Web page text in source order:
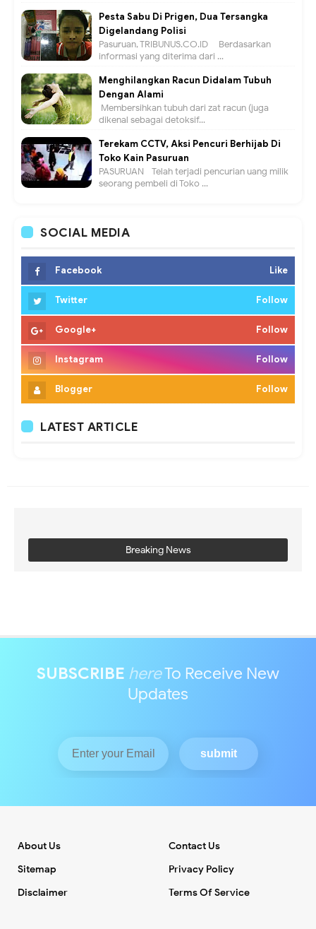
Pesta Sabu Di Prigen, Dua Tersangka
Digelandang Polisi
Pasuruan, TRIBUNUS.CO.ID - Berdasarkan
informasi yang diterima dari ...
Menghilangkan Racun Didalam Tubuh
Dengan Alami
Membersihkan tubuh dari zat racun (juga
dikenal sebagai detoksif...
Terekam CCTV, Aksi Pencuri Berhijab Di
Toko Kain Pasuruan
PASURUAN - Telah terjadi pencurian uang milik
seorang pembeli di Toko ...
SOCIAL MEDIA
Facebook Like
Twitter Follow
Google+ Follow
Instagram Follow
Blogger Follow
LATEST ARTICLE
Breaking News
SUBSCRIBE hereTo Receive New
Updates
About Us
Contact Us
Sitemap
Privacy Policy
Disclaimer
Terms Of Service